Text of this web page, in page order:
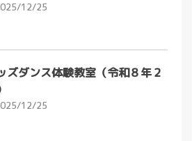
12/25
ズダンス体験教室（令和８年２
12/25